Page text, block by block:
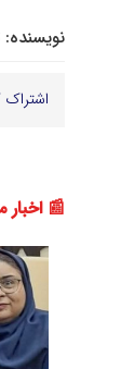
نویسنده:
📰